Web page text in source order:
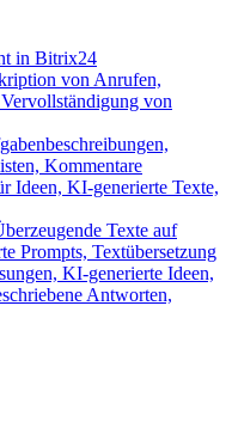
in Bitrix24
von Anrufen,
von
Kommentare
Ideen, KI-generierte Texte,
Texte auf
Prompts, Textübersetzung
KI-generierte Ideen,
Antworten,